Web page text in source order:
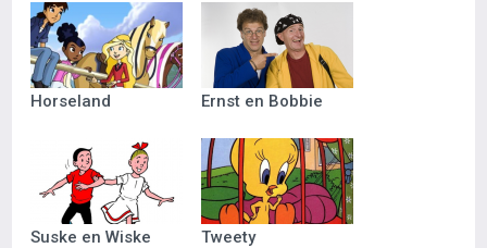
Horseland Ernst en Bobbie
Suske en Wiske Tweety